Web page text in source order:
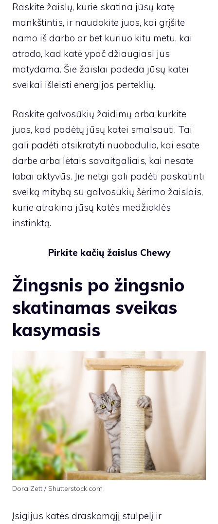
Raskite žaislų, kurie skatina jūsų katę
mankštintis, ir naudokite juos, kai grįšite
namo iš darbo ar bet kuriuo kitu metu, kai
atrodo, kad katė ypač džiaugiasi jus
matydama. Šie žaislai padeda jūsų katei
sveikai išleisti energijos perteklių.
Raskite galvosūkių žaidimų arba kurkite
juos, kad padėtų jūsų katei smalsauti. Tai
gali padėti atsikratyti nuobodulio, kai esate
darbe arba lėtais savaitgaliais, kai nesate
labai aktyvūs. Jie netgi gali padėti paskatinti
sveiką mitybą su galvosūkių šėrimo žaislais,
kurie atrakina jūsų katės medžioklės
instinktą.
Pirkite kačių žaislus Chewy
Žingsnis po žingsnio
skatinamas sveikas
kasymasis
Dora Zett / Shutterstock.com
Įsigijus katės draskomąjį stulpelį ir